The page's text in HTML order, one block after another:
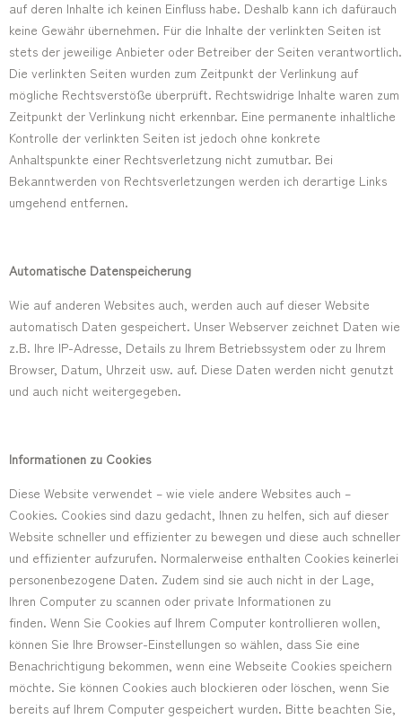
auf deren Inhalte ich keinen Einfluss habe. Deshalb kann ich dafürauch
keine Gewähr übernehmen. Für die Inhalte der verlinkten Seiten ist
stets der jeweilige Anbieter oder Betreiber der Seiten verantwortlich.
Die verlinkten Seiten wurden zum Zeitpunkt der Verlinkung auf
mögliche Rechtsverstöße überprüft. Rechtswidrige Inhalte waren zum
Zeitpunkt der Verlinkung nicht erkennbar. Eine permanente inhaltliche
Kontrolle der verlinkten Seiten ist jedoch ohne konkrete
Anhaltspunkte einer Rechtsverletzung nicht zumutbar. Bei
Bekanntwerden von Rechtsverletzungen werden ich derartige Links
umgehend entfernen.
Automatische Datenspeicherung
Wie auf anderen Websites auch, werden auch auf dieser Website
automatisch Daten gespeichert. Unser Webserver zeichnet Daten wie
z.B. Ihre IP-Adresse, Details zu Ihrem Betriebssystem oder zu Ihrem
Browser, Datum, Uhrzeit usw. auf. Diese Daten werden nicht genutzt
und auch nicht weitergegeben.
Informationen zu Cookies
Diese Website verwendet – wie viele andere Websites auch –
Cookies. Cookies sind dazu gedacht, Ihnen zu helfen, sich auf dieser
Website schneller und effizienter zu bewegen und diese auch schneller
und effizienter aufzurufen. Normalerweise enthalten Cookies keinerlei
personenbezogene Daten. Zudem sind sie auch nicht in der Lage,
Ihren Computer zu scannen oder private Informationen zu
finden. Wenn Sie Cookies auf Ihrem Computer kontrollieren wollen,
können Sie Ihre Browser-Einstellungen so wählen, dass Sie eine
Benachrichtigung bekommen, wenn eine Webseite Cookies speichern
möchte. Sie können Cookies auch blockieren oder löschen, wenn Sie
bereits auf Ihrem Computer gespeichert wurden. Bitte beachten Sie,